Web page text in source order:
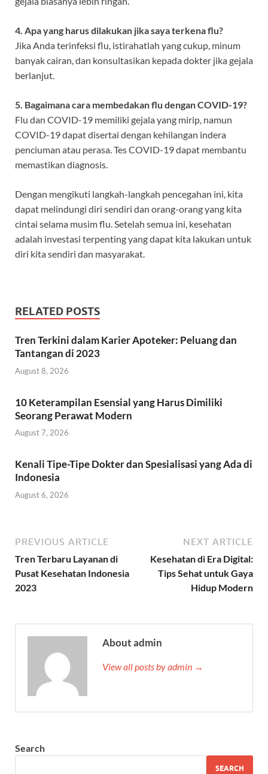
4. Apa yang harus dilakukan jika saya terkena flu?
Jika Anda terinfeksi flu, istirahatlah yang cukup, minum
banyak cairan, dan konsultasikan kepada dokter jika gejala
berlanjut.
5. Bagaimana cara membedakan flu dengan COVID-19?
Flu dan COVID-19 memiliki gejala yang mirip, namun
COVID-19 dapat disertai dengan kehilangan indera
penciuman atau perasa. Tes COVID-19 dapat membantu
memastikan diagnosis.
Dengan mengikuti langkah-langkah pencegahan ini, kita
dapat melindungi diri sendiri dan orang-orang yang kita
cintai selama musim flu. Setelah semua ini, kesehatan
adalah investasi terpenting yang dapat kita lakukan untuk
diri kita sendiri dan masyarakat.
RELATED POSTS
Tren Terkini dalam Karier Apoteker: Peluang dan
Tantangan di 2023
August 8, 2026
10 Keterampilan Esensial yang Harus Dimiliki
Seorang Perawat Modern
August 7, 2026
Kenali Tipe-Tipe Dokter dan Spesialisasi yang Ada di
Indonesia
August 6, 2026
PREVIOUS ARTICLE
Tren Terbaru Layanan di
Pusat Kesehatan Indonesia
2023
NEXT ARTICLE
Kesehatan di Era Digital:
Tips Sehat untuk Gaya
Hidup Modern
About admin
View all posts by admin →
Search
SEARCH